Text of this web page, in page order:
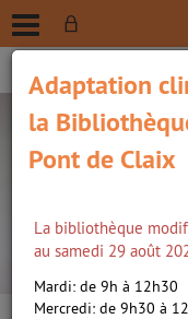
Adaptation
la
Pont de Claix
La bibliothèque
au samedi 29 août
Mardi: de 9h à 12h30
Mercredi: de 9h30 à